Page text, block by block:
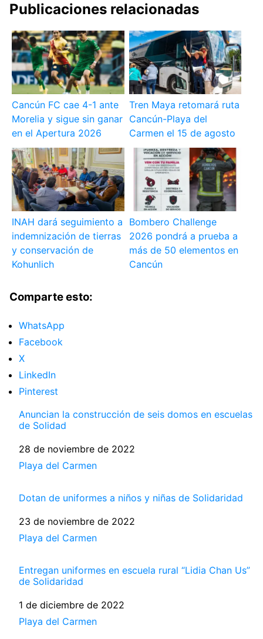
Publicaciones relacionadas
Cancún FC cae 4-1 ante
Morelia y sigue sin ganar
en el Apertura 2026
Tren Maya retomará ruta
Cancún-Playa del
Carmen el 15 de agosto
INAH dará seguimiento a
indemnización de tierras
y conservación de
Kohunlich
Bombero Challenge
2026 pondrá a prueba a
más de 50 elementos en
Cancún
Comparte esto:
WhatsApp
Facebook
X
LinkedIn
Pinterest
Anuncian la construcción de seis domos en escuelas
de Solidad
Fecha
28 de noviembre de 2022
Respecto a
Playa del Carmen
Dotan de uniformes a niños y niñas de Solidaridad
Fecha
23 de noviembre de 2022
Respecto a
Playa del Carmen
Entregan uniformes en escuela rural “Lidia Chan Us”
de Solidaridad
Fecha
1 de diciembre de 2022
Respecto a
Playa del Carmen